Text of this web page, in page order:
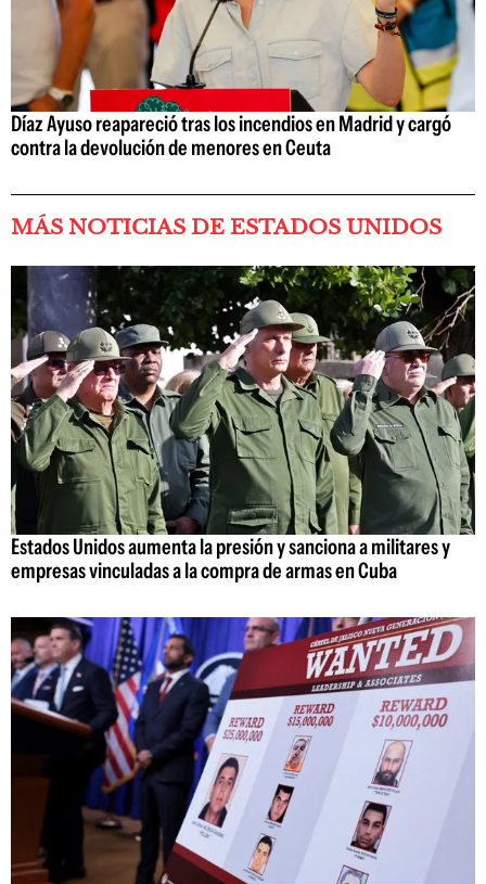
Díaz Ayuso reapareció tras los incendios en Madrid y cargó
contra la devolución de menores en Ceuta
MÁS NOTICIAS DE ESTADOS UNIDOS
Estados Unidos aumenta la presión y sanciona a militares y
empresas vinculadas a la compra de armas en Cuba